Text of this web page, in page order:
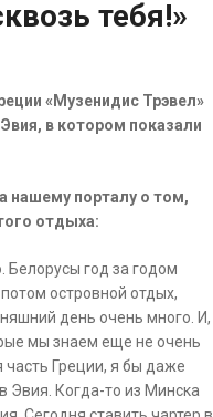
тебя!»
«Музенидис Трэвел»
в котором показали
нашему порталу о том,
отдыха:
Белорусы год за годом
островной отдых,
день очень много. И,
мы знаем еще не очень
часть Греции, я бы даже
Эвия. Когда-то из Минска